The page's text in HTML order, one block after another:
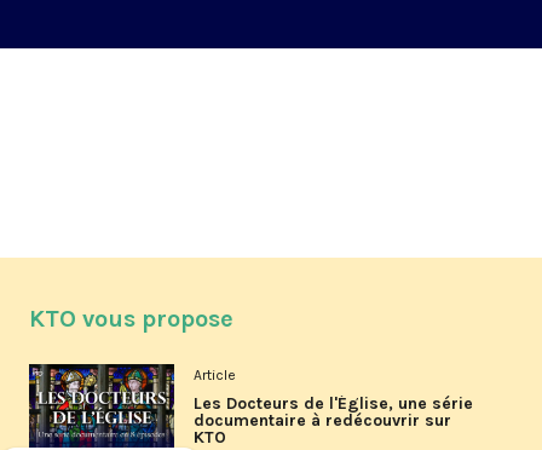
KTO vous propose
Article
Les Docteurs de l'Église, une série
documentaire à redécouvrir sur
KTO